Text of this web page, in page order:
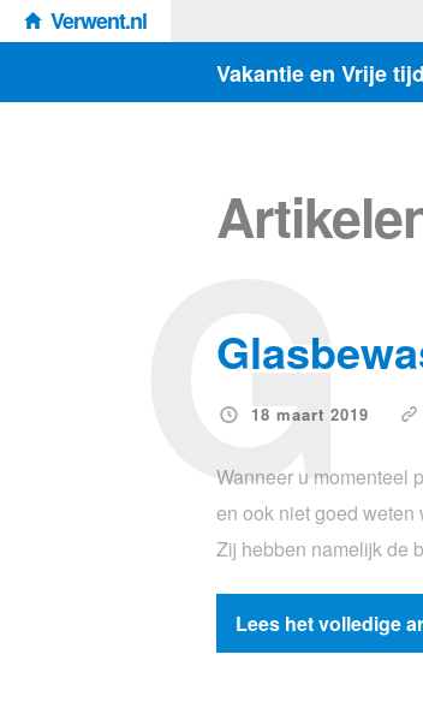
Verwent.nl
Vakantie en Vrije tijd
18 maart 2019
G
Wanneer u momenteel
en ook niet goed weten
Zij hebben namelijk de
Lees het volledige